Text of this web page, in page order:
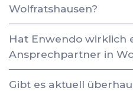
Wolfratshausen?
Hat Enwendo wirklich
Ansprechpartner in
Gibt es aktuell